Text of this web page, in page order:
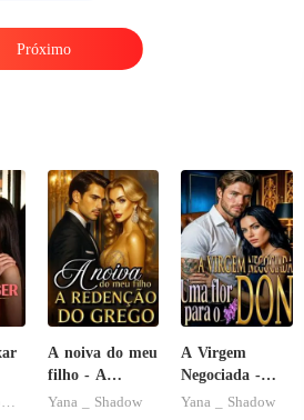
Próximo
A noiva do meu
filho - A
Redenção do
Yana _ Shadow
A Virgem
Negociada -
Uma flor para
Yana _ Shadow